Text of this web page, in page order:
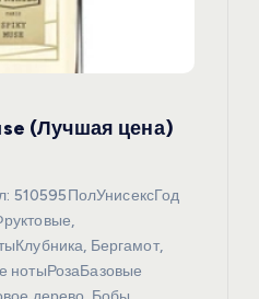
(Лучшая цена)
510595ПолУнисексГод
Бергамот,
нотыРозаБазовые